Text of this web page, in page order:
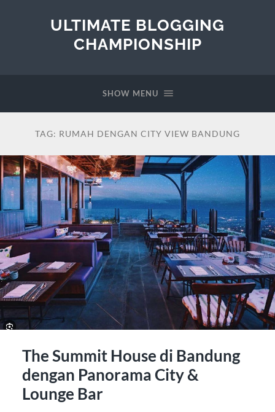
ULTIMATE BLOGGING
CHAMPIONSHIP
SHOW MENU
TAG: RUMAH DENGAN CITY VIEW BANDUNG
The Summit House di Bandung
dengan Panorama City &
Lounge Bar